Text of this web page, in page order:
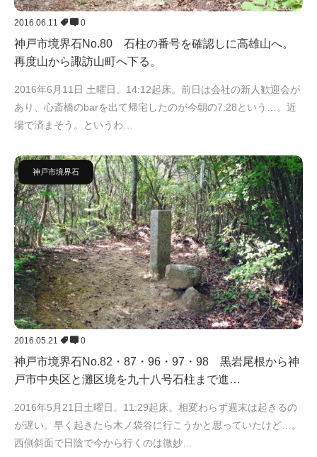
2016.06.11 0
神戸市境界石No.80 石柱の番号を確認しに高雄山へ。
再度山から諏訪山町へ下る。
2016年6月11日 土曜日。14:12起床。前日は会社の新人歓迎会が
あり、心斎橋のbarを出て帰宅したのが今朝の7:28という…。近
場で済まそう。というわ…
神戸市境界石
2016.05.21 0
神戸市境界石No.82・87・96・97・98 黒岩尾根から神
戸市中央区と灘区境を九十八号石柱まで進…
2016年5月21日土曜日。11:29起床。相変わらず週末は起きるの
が遅い。早く起きたら木ノ袋谷に行こうかと思っていたけど…。
西側斜面で日陰で今から行くのは微妙…